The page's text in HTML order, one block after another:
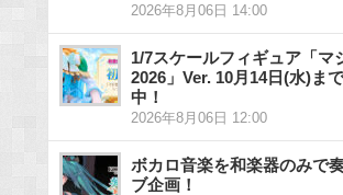
2026年8月06日 14:00
1/7スケールフィギュア「マ
2026」Ver. 10月14日(水)ま
中！
2026年8月06日 12:00
ボカロ音楽を和楽器のみで
ブ企画！